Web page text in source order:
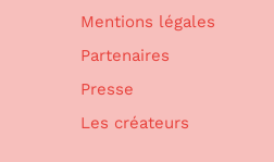
Mentions légales
Partenaires
Presse
Les créateurs